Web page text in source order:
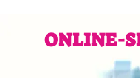
ONLINE-